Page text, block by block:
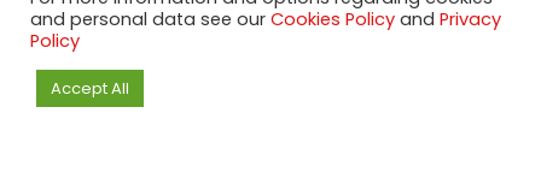
2020-2023 NeueModelleAutos.de. KaripNetwork - All rights
and personal data see our Cookies Policy and Privacy
Policy
Accept All